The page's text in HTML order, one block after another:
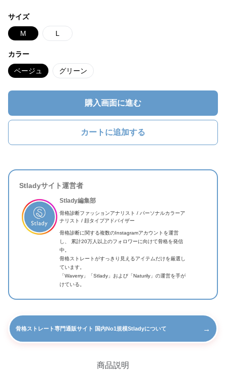
サイズ
M L
カラー
ベージュ グリーン
購入画面に進む
カートに追加する
Stladyサイト運営者
Stlady編集部
骨格診断ファッションアナリスト / パーソナルカラーア
ナリスト / 顔タイプアドバイザー
骨格診断に関する複数のInstagramアカウントを運営
し、 累計20万人以上のフォロワーに向けて骨格を発信
中。
骨格ストレートがすっきり見えるアイテムだけを厳選し
ています。
「Waverry」「Stlady」および「Naturily」の運営を手が
けている。
骨格ストレート専門通販サイト 国内No1規模Stladyについて →
商品説明